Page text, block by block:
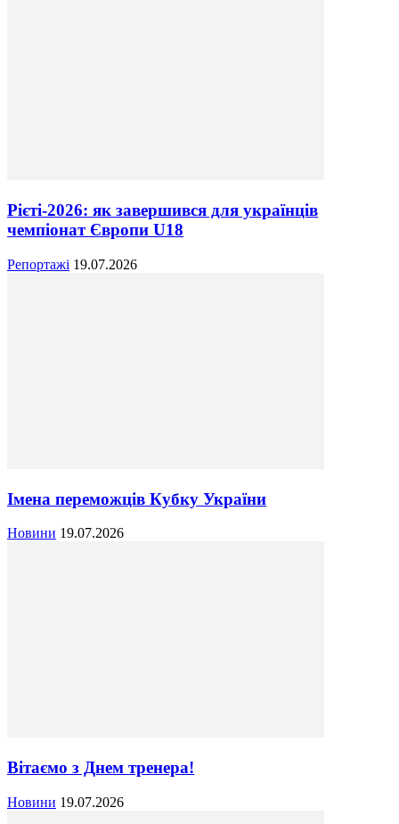
Рієті-2026: як завершився для українців
чемпіонат Європи U18
Репортажі 19.07.2026
Імена переможців Кубку України
Новини 19.07.2026
Вітаємо з Днем тренера!
Новини 19.07.2026